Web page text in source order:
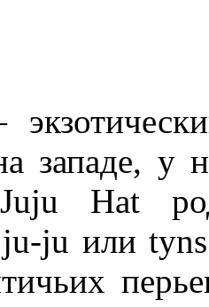
западе, у
Juju Hat
ju или